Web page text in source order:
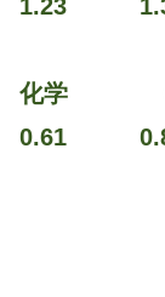
1.23
化学
0.61